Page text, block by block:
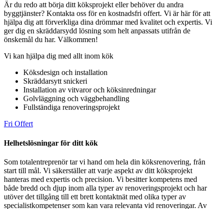
Är du redo att börja ditt köksprojekt eller behöver du andra
byggtjänster? Kontakta oss för en kostnadsfri offert. Vi är här för att
hjälpa dig att förverkliga dina drömmar med kvalitet och expertis. Vi
ger dig en skräddarsydd lösning som helt anpassats utifrån de
önskemål du har. Välkommen!
Vi kan hjälpa dig med allt inom kök
Köksdesign och installation
Skräddarsytt snickeri
Installation av vitvaror och köksinredningar
Golvläggning och väggbehandling
Fullständiga renoveringsprojekt
Fri Offert
Helhetslösningar för ditt kök
Som totalentreprenör tar vi hand om hela din köksrenovering, från
start till mål. Vi säkerställer att varje aspekt av ditt köksprojekt
hanteras med expertis och precision. Vi besitter kompetens med
både bredd och djup inom alla typer av renoveringsprojekt och har
utöver det tillgång till ett brett kontaktnät med olika typer av
specialistkompetenser som kan vara relevanta vid renoveringar. Av